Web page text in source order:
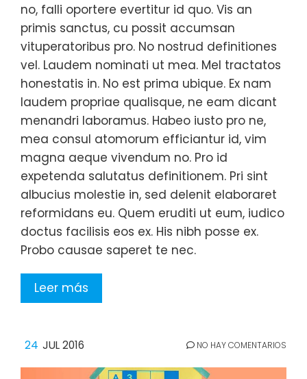
no, falli oportere evertitur id quo. Vis an
primis sanctus, cu possit accumsan
vituperatoribus pro. No nostrud definitiones
vel. Laudem nominati ut mea. Mel tractatos
honestatis in. No est prima ubique. Ex nam
laudem propriae qualisque, ne eam dicant
menandri laboramus. Habeo iusto pro ne,
mea consul atomorum efficiantur id, vim
magna aeque vivendum no. Pro id
expetenda salutatus definitionem. Pri sint
albucius molestie in, sed delenit elaboraret
reformidans eu. Quem eruditi ut eum, iudico
doctus facilisis eos ex. His nibh posse ex.
Probo causae saperet te nec.
Leer más
24 JUL 2016 NO HAY COMENTARIOS